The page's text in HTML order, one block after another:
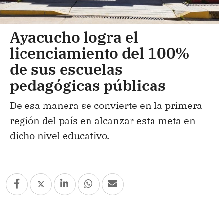
Ayacucho logra el
licenciamiento del 100%
de sus escuelas
pedagógicas públicas
De esa manera se convierte en la primera
región del país en alcanzar esta meta en
dicho nivel educativo.